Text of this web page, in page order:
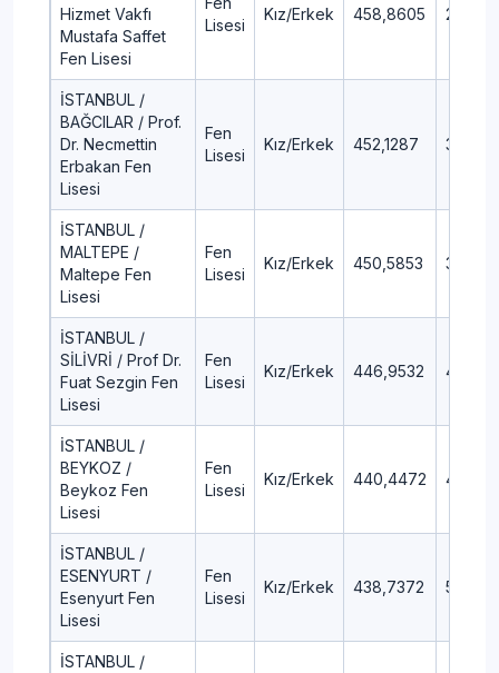
Hizmet Vakfı
Mustafa Saffet
Fen Lisesi
Lisesi
Kız/Erkek 458,8605 2,71
İSTANBUL /
BAĞCILAR / Prof.
Dr. Necmettin
Erbakan Fen
Lisesi
Fen
Lisesi
Kız/Erkek 452,1287 3,44
İSTANBUL /
MALTEPE /
Maltepe Fen
Lisesi
Fen
Lisesi
Kız/Erkek 450,5853 3,62
İSTANBUL /
SİLİVRİ / Prof Dr.
Fuat Sezgin Fen
Lisesi
Fen
Lisesi
Kız/Erkek 446,9532 4,04
İSTANBUL /
BEYKOZ /
Beykoz Fen
Lisesi
Fen
Lisesi
Kız/Erkek 440,4472 4,82
İSTANBUL /
ESENYURT /
Esenyurt Fen
Lisesi
Fen
Lisesi
Kız/Erkek 438,7372 5,04
İSTANBUL /